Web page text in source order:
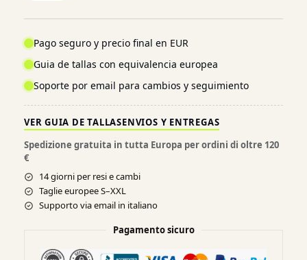
Pago seguro y precio final en EUR
Guia de tallas con equivalencia europea
Soporte por email para cambios y seguimiento
VER GUIA DE TALLASENVIOS Y ENTREGAS
Spedizione gratuita in tutta Europa per ordini di oltre 120
€
14 giorni per resi e cambi
Taglie europee S–XXL
Supporto via email in italiano
Pagamento sicuro